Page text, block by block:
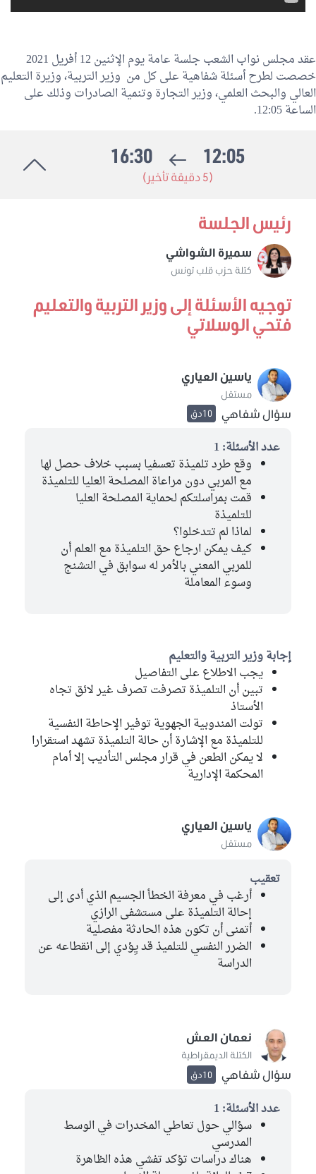
عقد مجلس نواب الشعب جلسة عامة يوم الإثنين 12 أفريل 2021
خصصت لطرح أسئلة شفاهية على كل من وزير التربية، وزيرة التعليم
العالي والبحث العلمي، وزير التجارة وتنمية الصادرات وذلك على
الساعة 12:05.
12:05
16:30
(5 دقيقة تأخير)
توجيه الأسئلة إلى وزير التربية والتعليم
فتحي الوسلاتي
ياسين العياري
مستقل
سؤال شفاهي 10دق
عدد الأسئلة: 1
وقع طرد تلميذة تعسفيا بسبب خلاف حصل لها
مع المربي دون مراعاة المصلحة العليا للتلميذة
قمت بمراسلتكم لحماية المصلحة العليا
للتلميذة
لماذا لم تتدخلوا؟
كيف يمكن ارجاع حق التلميذة مع العلم أن
للمربي المعني بالأمر له سوابق في التشنج
وسوء المعاملة
إجابة وزير التربية والتعليم
يجب الاطلاع على التفاصيل
تبين أن التلميذة تصرفت تصرف غير لائق تجاه
الأستاذ
تولت المندوبية الجهوية توفير الإحاطة النفسية
للتلميذة مع الإشارة أن حالة التلميذة تشهد استقرارا
لا يمكن الطعن في قرار مجلس التأديب إلا أمام
المحكمة الإدارية
ياسين العياري
مستقل
تعقيب
أرغب في معرفة الخطأ الجسيم الذي أدى إلى
إحالة التلميذة على مستشفى الرازي
أتمنى أن تكون هذه الحادثة مفصلية
الضرر النفسي للتلميذ قد يِؤدي إلى انقطاعه عن
الدراسة
نعمان العش
الكتلة الديمقراطية
سؤال شفاهي 10دق
عدد الأسئلة: 1
سؤالي حول تعاطي المخدرات في الوسط
المدرسي
هناك دراسات تؤكد تفشي هذه الظاهرة
رئيس الجلسة
سميرة الشواشي
كتلة حزب قلب تونس